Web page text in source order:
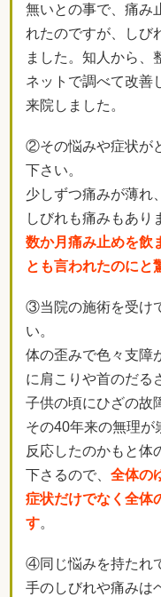
無いとの事で、痛み
れたのですが、しび
ました。知人から、
ネットで調べて改善
来院しました。
②その悩みや症状が
下さい。
少しずつ痛みが薄れ
しびれも痛みもあり
数か月痛み止めを飲
とも言われたのにと
③当院の施術を受け
い。
体の歪みで色々支障
に肩こりや首のだる
子供の頃にひざの故
その40年来の無理が
反応したのかもと体
下さるので、 全体の
症状だけでなく全体
す。
④同じ悩みを持たれ
手のしびれや痛みは